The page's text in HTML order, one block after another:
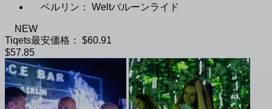
ベルリン： Weltバルーンライド
NEW
Tiqets最安価格：
$60.91
$57.85